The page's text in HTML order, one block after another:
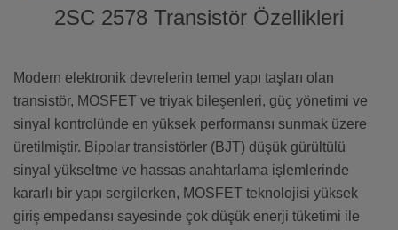
2SC 2578 Transistör Özellikleri
Modern elektronik devrelerin temel yapı taşları olan
transistör, MOSFET ve triyak bileşenleri, güç yönetimi ve
sinyal kontrolünde en yüksek performansı sunmak üzere
üretilmiştir. Bipolar transistörler (BJT) düşük gürültülü
sinyal yükseltme ve hassas anahtarlama işlemlerinde
kararlı bir yapı sergilerken, MOSFET teknolojisi yüksek
giriş empedansı sayesinde çok düşük enerji tüketimi ile